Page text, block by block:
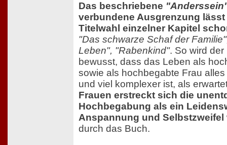
Das beschriebene
verbundene Ausgrenzung
Titelwahl einzelner Kapitel
"Das schwarze Schaf der
Leben", "Rabenkind". So wird
bewusst, dass das Leben als
sowie als hochbegabte Frau
und viel komplexer ist, als
Frauen erstreckt sich die
Hochbegabung als ein
Anspannung und Selbstzweifel
durch das Buch.